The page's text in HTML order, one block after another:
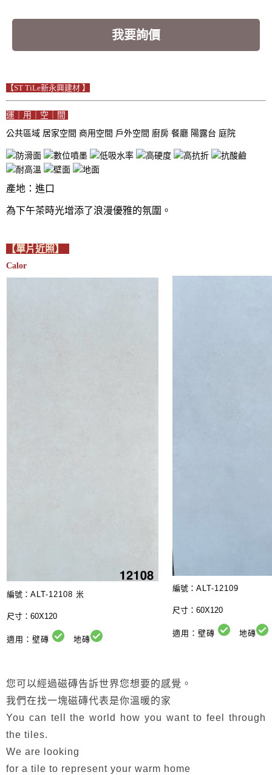
我要詢價
【ST TiLe新永興建材 】
運｜用｜空｜間
公共區域 居家空間 商用空間 戶外空間 廚房 餐廳 陽露台 庭院
產地：進口
為下午茶時光增添了浪漫優雅的氛圍。
【單片近照】
Calor
編號： ALT-12108 米
尺寸：60X120
適用：壁磚 地磚
編號： ALT-12109
尺寸：60X120
適用：壁磚 地磚
您可以經過磁磚告訴世界您想要的感覺。
我們在找一塊磁磚代表是你溫暖的家
You can tell the world how you want to feel through
the tiles.
We are looking
for a tile to represent your warm home